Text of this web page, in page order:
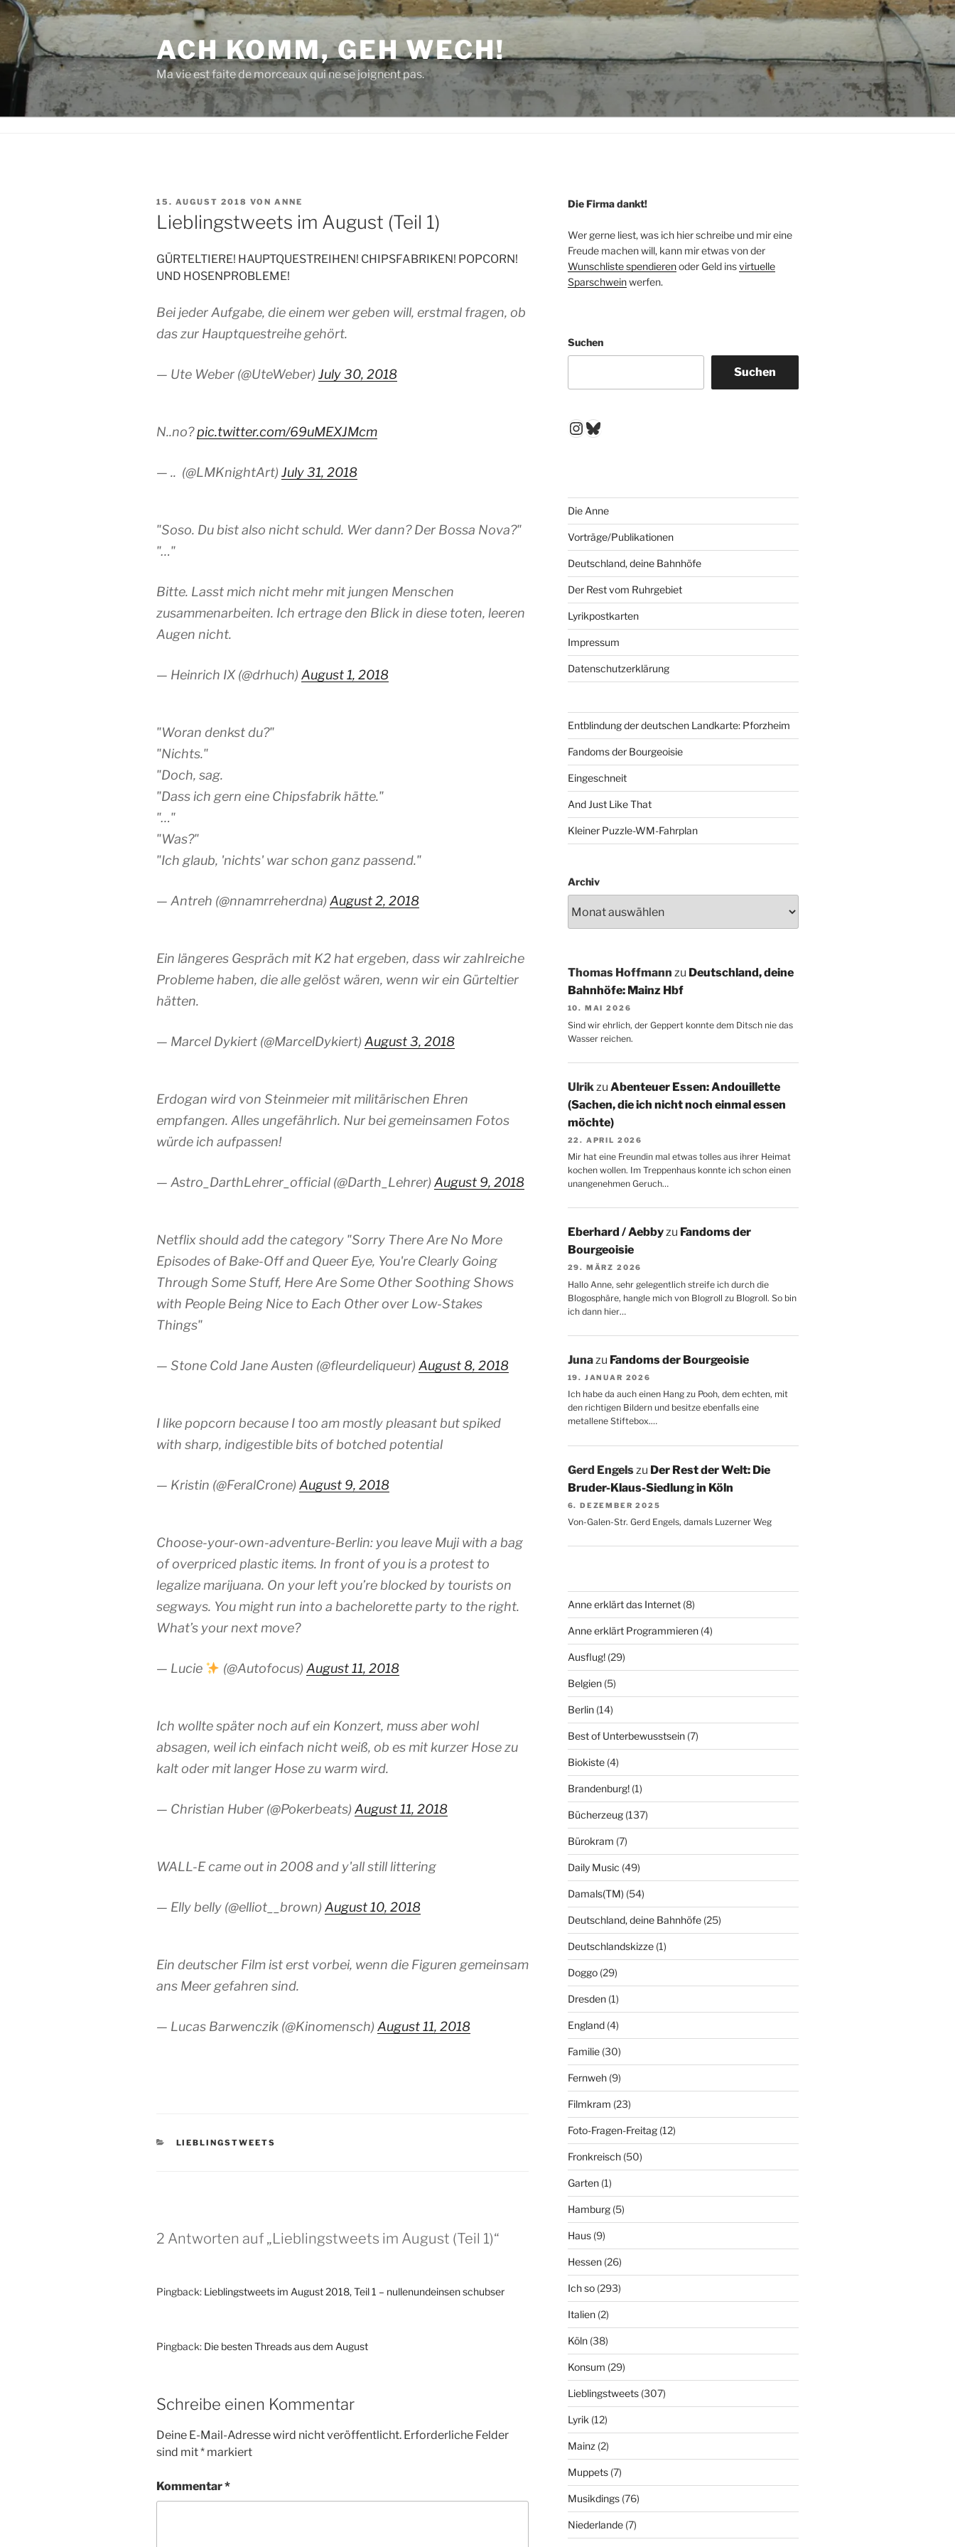
Zum
Inhalt
springen
ACH KOMM, GEH WECH!
Ma vie est faite de morceaux qui ne se joignent pas.
VERÖFFENTLICHT
AM
15. AUGUST 2018 VON ANNE
Lieblingstweets im August (Teil 1)
GÜRTELTIERE! HAUPTQUESTREIHEN! CHIPSFABRIKEN! POPCORN!
UND HOSENPROBLEME!
Bei jeder Aufgabe, die einem wer geben will, erstmal fragen, ob
das zur Hauptquestreihe gehört.
— Ute Weber (@UteWeber) July 30, 2018
N..no?pic.twitter.com/69uMEXJMcm
— .. ️‍ (@LMKnightArt) July 31, 2018
"Soso. Du bist also nicht schuld. Wer dann? Der Bossa Nova?"
"…"
Bitte. Lasst mich nicht mehr mit jungen Menschen
zusammenarbeiten. Ich ertrage den Blick in diese toten, leeren
Augen nicht.
— Heinrich IX (@drhuch) August 1, 2018
"Woran denkst du?"
"Nichts."
"Doch, sag.
"Dass ich gern eine Chipsfabrik hätte."
"…"
"Was?"
"Ich glaub, 'nichts' war schon ganz passend."
— Antreh (@nnamrreherdna) August 2, 2018
Ein längeres Gespräch mit K2 hat ergeben, dass wir zahlreiche
Probleme haben, die alle gelöst wären, wenn wir ein Gürteltier
hätten.
— Marcel Dykiert (@MarcelDykiert) August 3, 2018
Erdogan wird von Steinmeier mit militärischen Ehren
empfangen. Alles ungefährlich. Nur bei gemeinsamen Fotos
würde ich aufpassen!
— Astro_DarthLehrer_official (@Darth_Lehrer) August 9, 2018
Netflix should add the category "Sorry There Are No More
Episodes of Bake-Off and Queer Eye, You're Clearly Going
Through Some Stuff, Here Are Some Other Soothing Shows
with People Being Nice to Each Other over Low-Stakes
Things"
— Stone Cold Jane Austen (@fleurdeliqueur) August 8, 2018
I like popcorn because I too am mostly pleasant but spiked
with sharp, indigestible bits of botched potential
— Kristin (@FeralCrone) August 9, 2018
Choose-your-own-adventure-Berlin: you leave Muji with a bag
of overpriced plastic items. In front of you is a protest to
legalize marijuana. On your left you’re blocked by tourists on
segways. You might run into a bachelorette party to the right.
What’s your next move?
— Lucie (@Autofocus) August 11, 2018
Ich wollte später noch auf ein Konzert, muss aber wohl
absagen, weil ich einfach nicht weiß, ob es mit kurzer Hose zu
kalt oder mit langer Hose zu warm wird.
— Christian Huber (@Pokerbeats) August 11, 2018
WALL-E came out in 2008 and y'all still littering
— Elly belly (@elliot__brown) August 10, 2018
Ein deutscher Film ist erst vorbei, wenn die Figuren gemeinsam
ans Meer gefahren sind.
— Lucas Barwenczik (@Kinomensch) August 11, 2018
KATEGORIEN
LIEBLINGSTWEETS
2 Antworten auf „Lieblingstweets im August (Teil 1)“
Pingback: Lieblingstweets im August 2018, Teil 1 – nullenundeinsen schubser
Pingback: Die besten Threads aus dem August
Schreibe einen Kommentar
Deine E-Mail-Adresse wird nicht veröffentlicht. Erforderliche Felder
sind mit* markiert
Kommentar*
Die Firma dankt!
Wer gerne liest, was ich hier schreibe und mir eine
Freude machen will, kann mir etwas von der
Wunschliste spendierenoder Geld insvirtuelle
Sparschweinwerfen.
Suchen
Suchen
Instagram
Bluesky
Die Anne
Vorträge/Publikationen
Deutschland, deine Bahnhöfe
Der Rest vom Ruhrgebiet
Lyrikpostkarten
Impressum
Datenschutzerklärung
Entblindung der deutschen Landkarte: Pforzheim
Fandoms der Bourgeoisie
Eingeschneit
And Just Like That
Kleiner Puzzle-WM-Fahrplan
Archiv
Thomas Hoffmann zu Deutschland, deine
Bahnhöfe: Mainz Hbf
10. MAI 2026
Sind wir ehrlich, der Geppert konnte dem Ditsch nie das
Wasser reichen.
Ulrikzu Abenteuer Essen: Andouillette
(Sachen, die ich nicht noch einmal essen
möchte)
22. APRIL 2026
Mir hat eine Freundin mal etwas tolles aus ihrer Heimat
kochen wollen. Im Treppenhaus konnte ich schon einen
unangenehmen Geruch…
Eberhard / Aebbyzu Fandoms der
Bourgeoisie
29. MÄRZ 2026
Hallo Anne, sehr gelegentlich streife ich durch die
Blogosphäre, hangle mich von Blogroll zu Blogroll. So bin
ich dann hier…
Junazu Fandoms der Bourgeoisie
19. JANUAR 2026
Ich habe da auch einen Hang zu Pooh, dem echten, mit
den richtigen Bildern und besitze ebenfalls eine
metallene Stiftebox.…
Gerd Engelszu Der Rest der Welt: Die
Bruder-Klaus-Siedlung in Köln
6. DEZEMBER 2025
Von-Galen-Str. Gerd Engels, damals Luzerner Weg
Anne erklärt das Internet(8)
Anne erklärt Programmieren(4)
Ausflug!(29)
Belgien(5)
Berlin(14)
Best of Unterbewusstsein(7)
Biokiste(4)
Brandenburg!(1)
Bücherzeug(137)
Bürokram (7)
Daily Music (49)
Damals(TM) (54)
Deutschland, deine Bahnhöfe(25)
Deutschlandskizze(1)
Doggo(29)
Dresden(1)
England(4)
Familie(30)
Fernweh(9)
Filmkram (23)
Foto-Fragen-Freitag(12)
Fronkreisch(50)
Garten(1)
Hamburg(5)
Haus(9)
Hessen(26)
Ich so(293)
Italien(2)
Köln(38)
Konsum (29)
Lieblingstweets(307)
Lyrik (12)
Mainz (2)
Muppets(7)
Musikdings(76)
Niederlande(7)